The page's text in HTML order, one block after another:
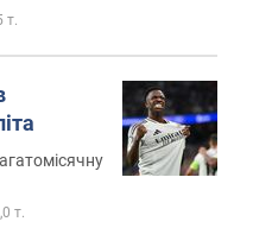
т.
т.